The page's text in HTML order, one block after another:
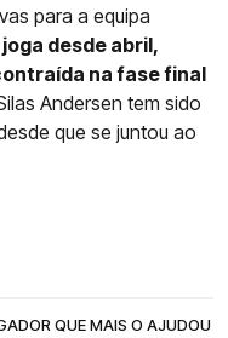
para a equipa
desde abril,
na fase final
Andersen tem sido
que se juntou ao
QUE MAIS O AJUDOU